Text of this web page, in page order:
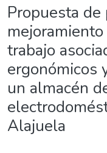
Propuesta de
trabajo
ergonómicos
un almacén
Alajuela